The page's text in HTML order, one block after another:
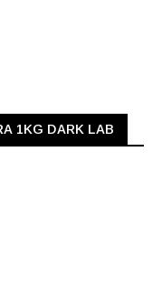
1KG DARK LAB